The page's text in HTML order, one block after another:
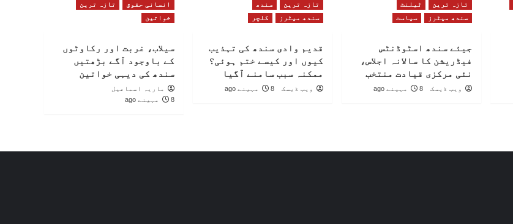
تازہ ترین
ٹیلنٹ
سندھ میٹرز
سیاست
جیئے سندھ اسٹوڈنٹس
فیڈریشن کا سالانہ اجلاس،
نئی مرکزی قیادت منتخب
ویب ڈیسک 8 مہینے ago
تازہ ترین
سندھ
سندھ میٹرز
کلچر
قدیم وادی سندھ کی تہذیب
کیوں اور کیسے ختم ہوئی؟
ممکنہ سبب سامنے آگیا
ویب ڈیسک 8 مہینے ago
انسانی حقوق
تازہ ترین
خواتین
سیلاب، غربت اور رکاوٹوں
کے باوجود آگے بڑھتیں
سندھ کی دیہی خواتین
ماریہ اسماعیل
8 مہینے ago